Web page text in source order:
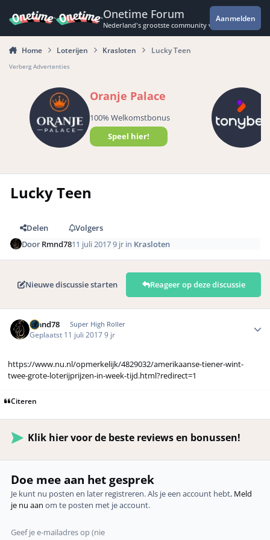
Onetime Forum
Nederland's grootste community voor de
Aanmelden
Home Loterijen Krasloten Lucky Teen
Verberg Advertenties
Oranje Palace
100% Welkomstbonus
Speel hier!
Lucky Teen
Delen
Volgers
DoorRmnd7811 juli 20179 jr in Krasloten
Nieuwe discussie starten Reageer op deze discussie
Rmnd78 Super High Roller
Geplaatst 11 juli 20179 jr
https://www.nu.nl/opmerkelijk/4829032/amerikaanse-tiener-wint-
twee-grote-loterijprijzen-in-week-tijd.html?redirect=1
Citeren
Klik hier voor de beste reviews en bonussen!
Doe mee aan het gesprek
Je kunt nu posten en later registreren. Als je een account hebt, Meld
je nu aan om te posten met je account.